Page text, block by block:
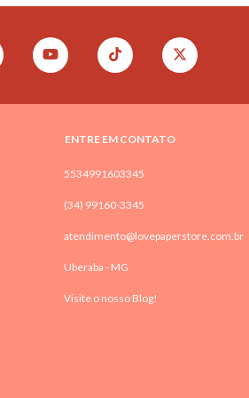
ENTRE EM CONTATO
5534991603345
(34) 99160-3345
atendimento@lovepaperstore.com.br
Uberaba - MG
Visite o nosso Blog!